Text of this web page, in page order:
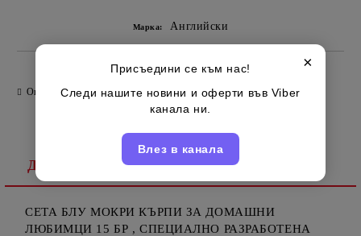
Марка: Английски
Оцени продукта
Детайлно описание
СЕТА БЛУ МОКРИ КЪРПИ ЗА ДОМАШНИ
ЛЮБИМЦИ 15 БР , СПЕЦИАЛНО РАЗРАБОТЕНА
×
Присъедини се към нас!
Следи нашите новини и оферти във Viber
канала ни.
Влез в канала